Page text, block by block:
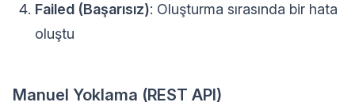
Failed (Başarısız): Oluşturma sırasında bir hata
oluştu
Manuel Yoklama (REST API)